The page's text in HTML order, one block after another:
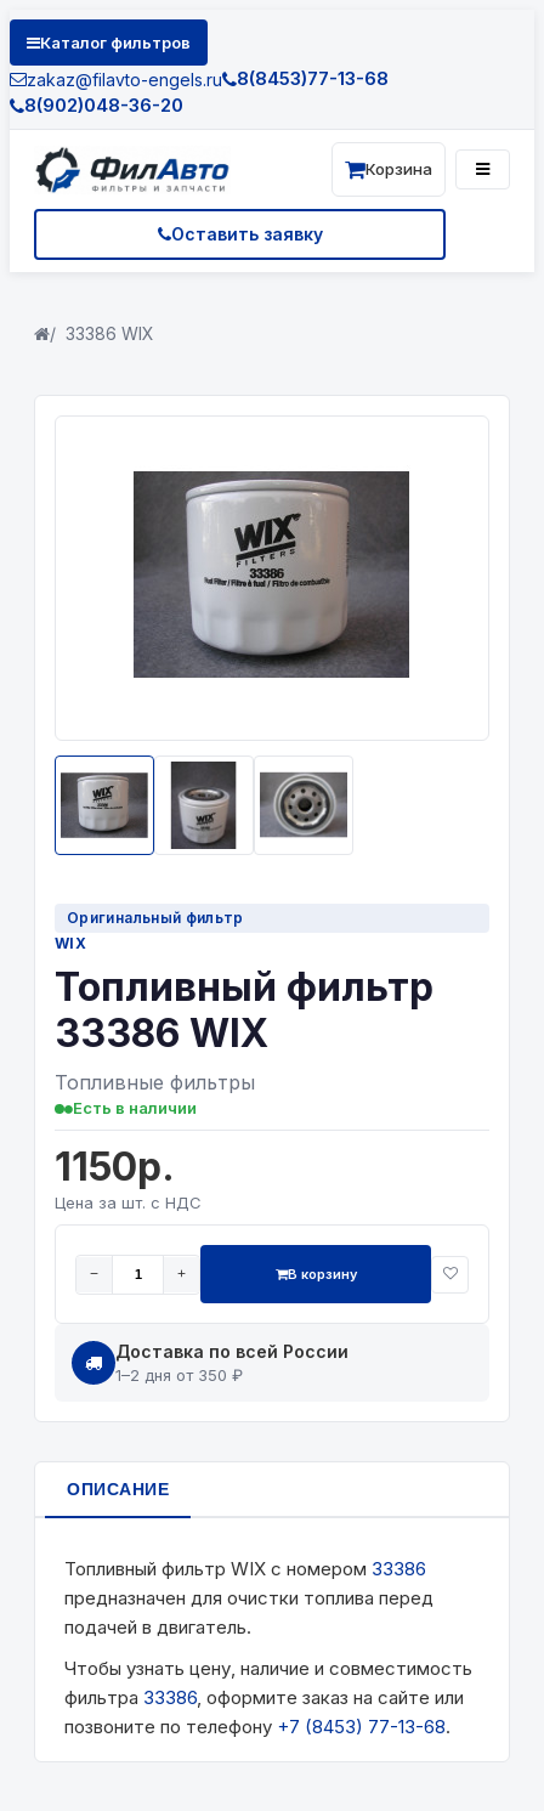
Каталог фильтров
zakaz@filavto-engels.ru
8(8453)77-13-68
8(902)048-36-20
Оставить заявку
Корзина
33386 WIX
Оригинальный фильтр
WIX
Топливный фильтр
33386 WIX
Топливные фильтры
Есть в наличии
1150р.
Цена за шт. с НДС
− + В корзину
Доставка по всей России
1–2 дня от 350 ₽
ОПИСАНИЕ
Топливный фильтр WIX с номером 33386
предназначен для очистки топлива перед
подачей в двигатель.
Чтобы узнать цену, наличие и совместимость
фильтра 33386, оформите заказ на сайте или
позвоните по телефону +7 (8453) 77-13-68.